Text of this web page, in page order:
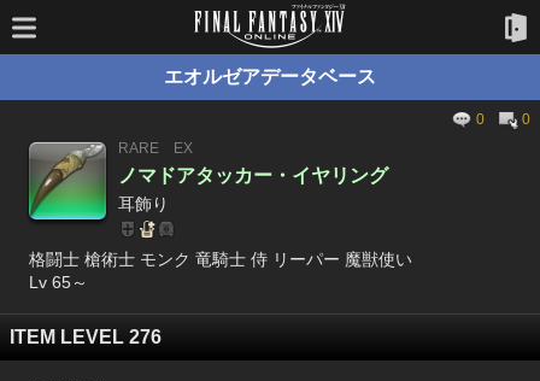
エオルゼアデータベース
0
0
RARE
EX
ノマドアタッカー・イヤリング
耳飾り
格闘士 槍術士 モンク 竜騎士 侍 リーパー 魔獣使い
Lv 65～
ITEM LEVEL 276